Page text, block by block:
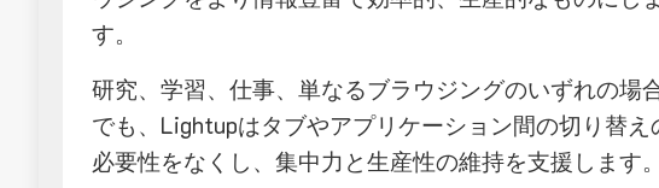
す。
研究、学習、仕事、単なるブラウジングのいずれの場
でも、Lightupはタブやアプリケーション間の切り替え
必要性をなくし、集中力と生産性の維持を支援します。